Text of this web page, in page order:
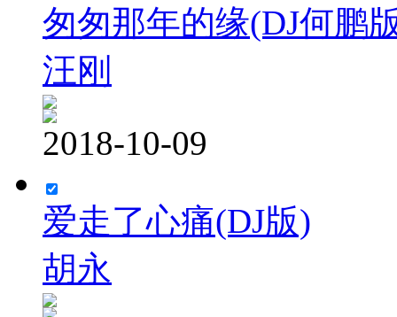
匆匆那年的缘(DJ何鹏
汪刚
2018-10-09
爱走了心痛(DJ版)
胡永